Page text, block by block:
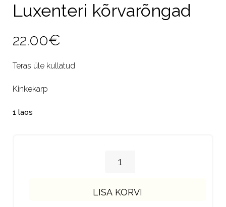
Luxenteri kõrvarõngad
22.00€
Teras üle kullatud
Kinkekarp
1 laos
LISA KORVI